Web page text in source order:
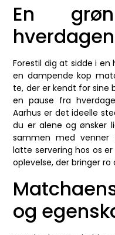
En
hverdagen
Forestil dig at sidde i
en dampende kop
te, der er kendt for sine
en pause fra
Aarhus er det ideelle
du er alene og ønsker
sammen med venner
latte servering hos os
oplevelse, der bringer
og